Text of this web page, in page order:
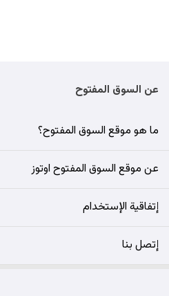
عن السوق المفتوح
ما هو موقع السوق المفتوح؟
عن موقع السوق المفتوح اوتوز
إتفاقية الإستخدام
إتصل بنا